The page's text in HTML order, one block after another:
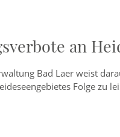
an
Bad Laer weist
Folge zu